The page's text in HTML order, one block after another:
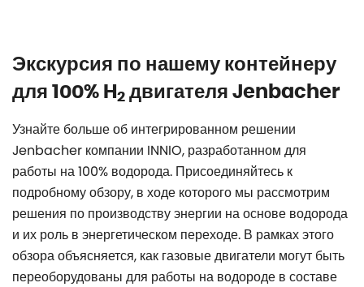
Экскурсия по нашему контейнеру
для 100% H 2 двигателя Jenbacher
Узнайте больше об интегрированном решении
Jenbacher компании INNIO, разработанном для
работы на 100% водорода. Присоединяйтесь к
подробному обзору, в ходе которого мы рассмотрим
решения по производству энергии на основе водорода
и их роль в энергетическом переходе. В рамках этого
обзора объясняется, как газовые двигатели могут быть
переоборудованы для работы на водороде в составе